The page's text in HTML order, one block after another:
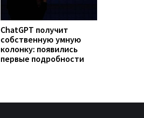
ChatGPT получит
собственную умную
колонку: появились
первые подробности